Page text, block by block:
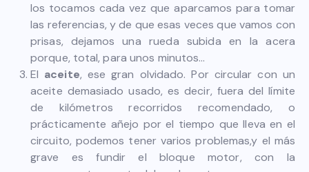
los tocamos cada vez que aparcamos para tomar
las referencias, y de que esas veces que vamos con
prisas, dejamos una rueda subida en la acera
porque, total, para unos minutos…
El aceite, ese gran olvidado. Por circular con un
aceite demasiado usado, es decir, fuera del límite
de kilómetros recorridos recomendado, o
prácticamente añejo por el tiempo que lleva en el
circuito, podemos tener varios problemas,y el más
grave es fundir el bloque motor, con la